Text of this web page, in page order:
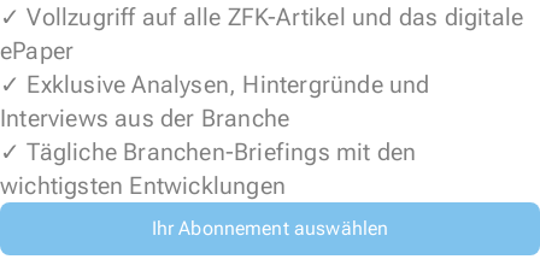
✓ Vollzugriff auf alle ZFK-Artikel und das digitale
ePaper
✓ Exklusive Analysen, Hintergründe und
Interviews aus der Branche
✓ Tägliche Branchen-Briefings mit den
wichtigsten Entwicklungen
Ihr Abonnement auswählen